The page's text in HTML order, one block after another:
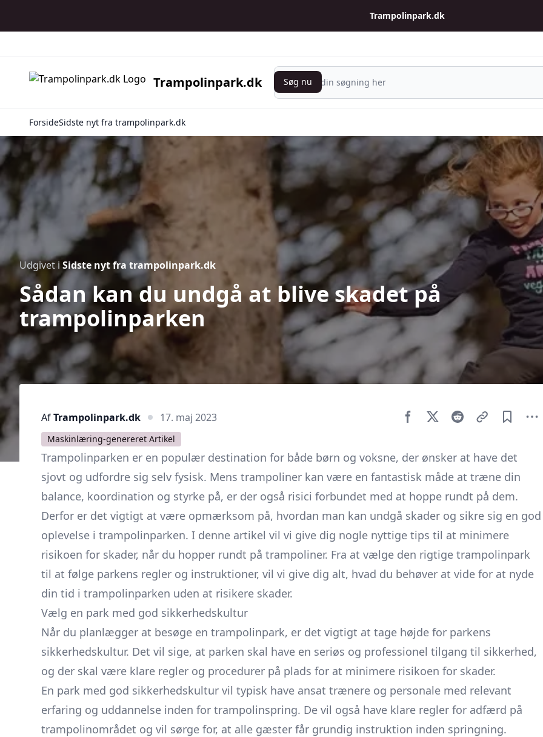
Trampolinpark.dk
Trampolinpark.dk
Søg nu
Søg nu
ForsideSidste nyt fra trampolinpark.dk
Udgivet i Sidste nyt fra trampolinpark.dk
Sådan kan du undgå at blive skadet på
trampolinparken
AfTrampolinpark.dk 17. maj 2023
Maskinlæring-genereret Artikel
Trampolinparken er en populær destination for både børn og voksne, der ønsker at have det
sjovt og udfordre sig selv fysisk. Mens trampoliner kan være en fantastisk måde at træne din
balance, koordination og styrke på, er der også risici forbundet med at hoppe rundt på dem.
Derfor er det vigtigt at være opmærksom på, hvordan man kan undgå skader og sikre sig en god
oplevelse i trampolinparken. I denne artikel vil vi give dig nogle nyttige tips til at minimere
risikoen for skader, når du hopper rundt på trampoliner. Fra at vælge den rigtige trampolinpark
til at følge parkens regler og instruktioner, vil vi give dig alt, hvad du behøver at vide for at nyde
din tid i trampolinparken uden at risikere skader.
Vælg en park med god sikkerhedskultur
Når du planlægger at besøge en trampolinpark, er det vigtigt at tage højde for parkens
sikkerhedskultur. Det vil sige, at parken skal have en seriøs og professionel tilgang til sikkerhed,
og der skal være klare regler og procedurer på plads for at minimere risikoen for skader.
En park med god sikkerhedskultur vil typisk have ansat trænere og personale med relevant
erfaring og uddannelse inden for trampolinspring. De vil også have klare regler for adfærd på
trampolinområdet og vil sørge for, at alle gæster får grundig instruktion inden springning.